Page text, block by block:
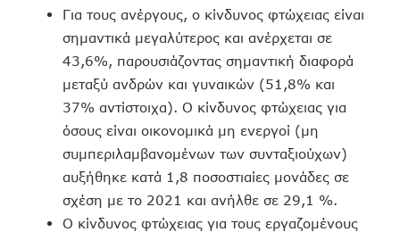
Για τους ανέργους, ο κίνδυνος φτώχειας είναι
σημαντικά μεγαλύτερος και ανέρχεται σε
43,6%, παρουσιάζοντας σημαντική διαφορά
μεταξύ ανδρών και γυναικών (51,8% και
37% αντίστοιχα). Ο κίνδυνος φτώχειας για
όσους είναι οικονομικά μη ενεργοί (μη
συμπεριλαμβανομένων των συνταξιούχων)
αυξήθηκε κατά 1,8 ποσοστιαίες μονάδες σε
σχέση με το 2021 και ανήλθε σε 29,1 %.
Ο κίνδυνος φτώχειας για τους εργαζομένους